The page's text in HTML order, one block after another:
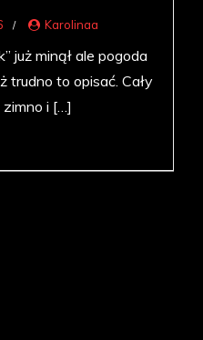
Karolinaa
już minął ale pogoda
trudno to opisać. Cały
i […]